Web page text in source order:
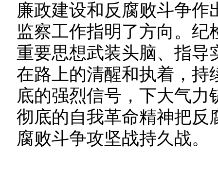
廉政建设和反腐败斗争
监察工作指明了方向。
重要思想武装头脑、指导
在路上的清醒和执着，持
底的强烈信号，下大气
彻底的自我革命精神把反
腐败斗争攻坚战持久战。